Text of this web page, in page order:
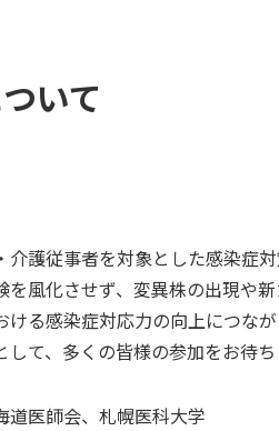
いて
護従事者を対象とした感染症対
風化させず、変異株の出現や
る感染症対応力の向上につなが
て、多くの皆様の参加をお待ち
医師会、札幌医科大学